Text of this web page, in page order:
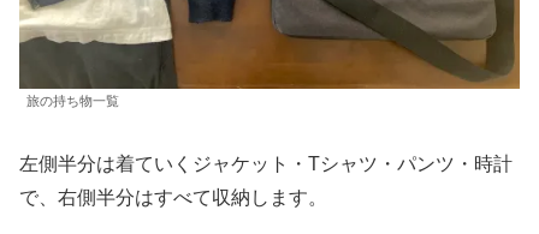
旅の持ち物一覧
左側半分は着ていくジャケット・Tシャツ・パンツ・時計
で、右側半分はすべて収納します。